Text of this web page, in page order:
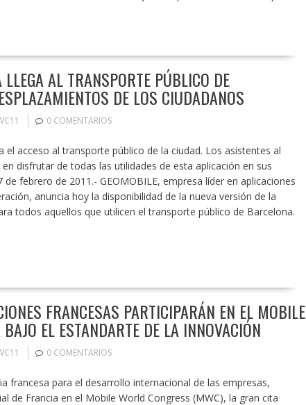
AL TRANSPORTE PÚBLICO DE
DE LOS CIUDADANOS
0 COMENTARIOS
acceso al transporte público de la ciudad. Los asistentes al
disfrutar de todas las utilidades de esta aplicación en sus
febrero de 2011.- GEOMOBILE, empresa líder en aplicaciones
anuncia hoy la disponibilidad de la nueva versión de la
todos aquellos que utilicen el transporte público de Barcelona.
FRANCESAS PARTICIPARÁN EN EL MOBILE
EL ESTANDARTE DE LA INNOVACIÓN
0 COMENTARIOS
francesa para el desarrollo internacional de las empresas,
de Francia en el Mobile World Congress (MWC), la gran cita